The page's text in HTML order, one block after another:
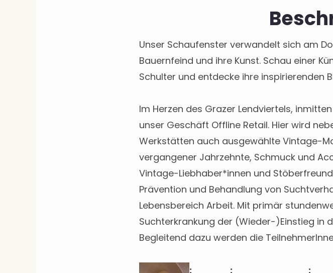
Unser Schaufenster verwandelt sich am
Bauernfeind und ihre Kunst. Schau einer
Schulter und entdecke ihre inspirierenden
Im Herzen des Grazer Lendviertels,
unser Geschäft Offline Retail. Hier wird
Werkstätten auch ausgewählte Vintage-
vergangener Jahrzehnte, Schmuck und
Vintage-Liebhaber*innen und
Prävention und Behandlung von
Lebensbereich Arbeit. Mit primär
Suchterkrankung der (Wieder-)Einstieg in
Begleitend dazu werden die